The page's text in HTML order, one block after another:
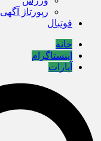
رپورتاژ آگهی
فوتبال
خانه
اینستاگرام
آپارات